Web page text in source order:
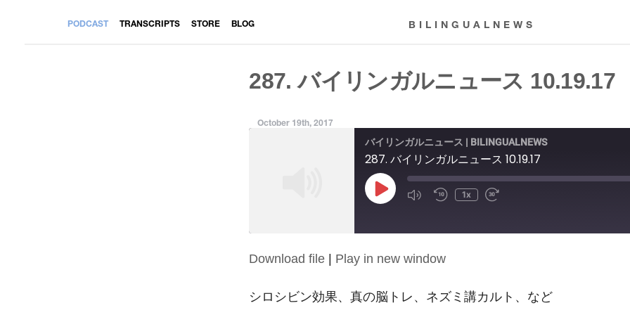
PODCAST TRANSCRIPTS STORE BLOG BILINGUALNEWS
287. バイリンガルニュース 10.19.17
October 19th, 2017
バイリンガルニュース | BILINGUALNEWS
287. バイリンガルニュース 10.19.17
Play
Episode
1x
SHARE
LINK
Download file | Play in new window
シロシビン効果、真の脳トレ、ネズミ講カルト、など